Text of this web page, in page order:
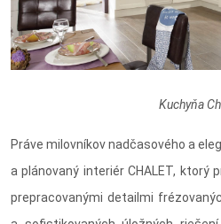
Kuchyňa
Práve milovníkov nadčasového a
a plánovaný interiér CHALET, ktorý
prepracovanými detailmi